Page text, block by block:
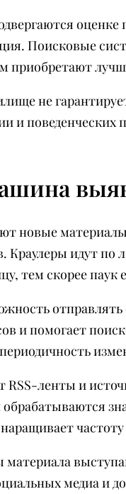
оценке
Поисковые
приобретают
не
и
новые
Краулеры идут
тем скорее паук
и помогает
RSS-ленты и
частоту
материала
медиа и